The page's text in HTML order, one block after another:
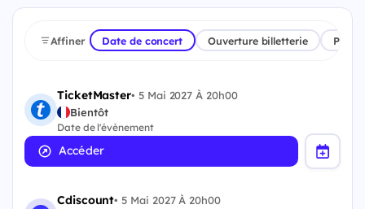
Affiner Date de concert Ouverture billetterie
TicketMaster• 5 Mai 2027 À 20h00
Bientôt
Date de l'évènement
Accéder
Cdiscount•5 Mai 2027 À 20h00